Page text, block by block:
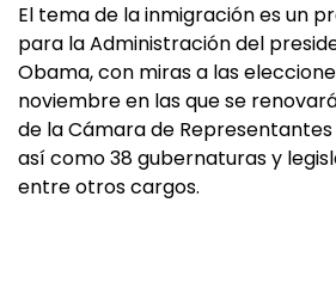
El tema de la inmigración es un
para la Administración del
Obama, con miras a las
noviembre en las que se
de la Cámara de Representantes
así como 38 gubernaturas y
entre otros cargos.